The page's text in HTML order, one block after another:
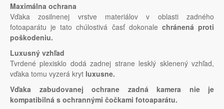
Maximálna ochrana
Vďaka zosilnenej vrstve materiálov v oblasti zadného
fotoaparátu je tato chúlostivá časť dokonale chránená proti
poškodeniu.
Luxusný vzhľad
Tvrdené plexisklo dodá zadnej strane lesklý sklenený vzhľad,
vďaka tomu vyzerá kryt luxusne.
Vďaka zabudovanej ochrane zadná kamera nie je
kompatibilná s ochrannými čočkami fotoaparátu.